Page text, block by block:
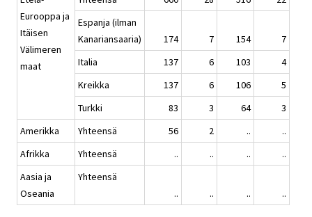
Eurooppa ja
Itäisen
Välimeren
maat
Espanja (ilman
Kanariansaaria)
174 7 154
7
Italia
137 6 103
4
Kreikka
137 6 106
5
Turkki
83 3 64
3
Amerikka
Yhteensä 56 2 ..
..
Afrikka
Yhteensä .. .. ..
..
Aasia ja
Oseania
Yhteensä
..
.. .. ..